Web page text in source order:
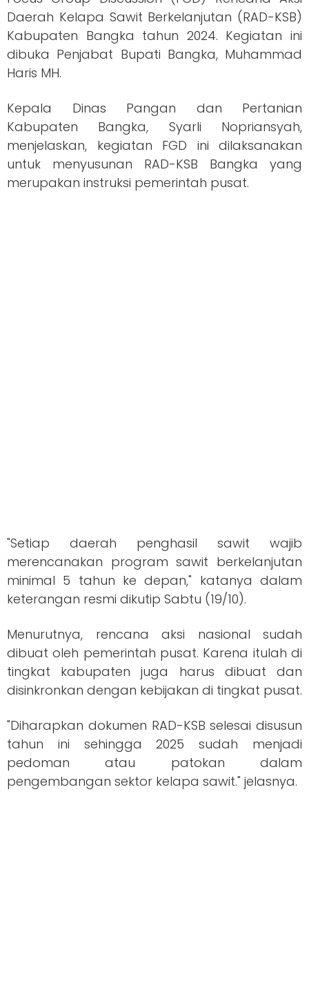
Daerah Kelapa Sawit Berkelanjutan (RAD-KSB)
Kabupaten Bangka tahun 2024. Kegiatan ini
dibuka Penjabat Bupati Bangka, Muhammad
Haris MH.
Kepala Dinas Pangan dan Pertanian
Kabupaten Bangka, Syarli Nopriansyah,
menjelaskan, kegiatan FGD ini dilaksanakan
untuk menyusunan RAD-KSB Bangka yang
merupakan instruksi pemerintah pusat.
"Setiap daerah penghasil sawit wajib
merencanakan program sawit berkelanjutan
minimal 5 tahun ke depan," katanya dalam
keterangan resmi dikutip Sabtu (19/10).
Menurutnya, rencana aksi nasional sudah
dibuat oleh pemerintah pusat. Karena itulah di
tingkat kabupaten juga harus dibuat dan
disinkronkan dengan kebijakan di tingkat pusat.
"Diharapkan dokumen RAD-KSB selesai disusun
tahun ini sehingga 2025 sudah menjadi
pedoman atau patokan dalam
pengembangan sektor kelapa sawit." jelasnya.